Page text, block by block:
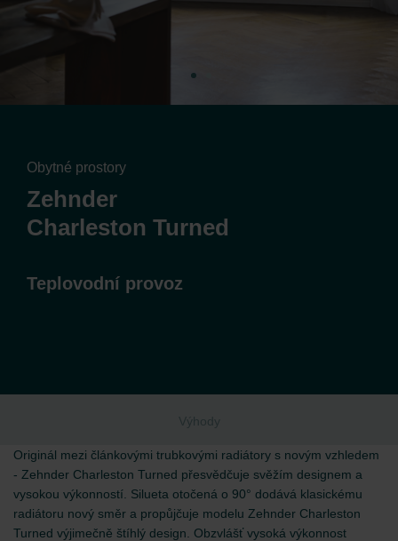
Obytné prostory
Zehnder
Charleston Turned
Teplovodní provoz
Výhody
Originál mezi článkovými trubkovými radiátory s novým vzhledem
- Zehnder Charleston Turned přesvědčuje svěžím designem a
vysokou výkonností. Silueta otočená o 90° dodává klasickému
radiátoru nový směr a propůjčuje modelu Zehnder Charleston
Turned výjimečně štíhlý design. Obzvlášť vysoká výkonnost